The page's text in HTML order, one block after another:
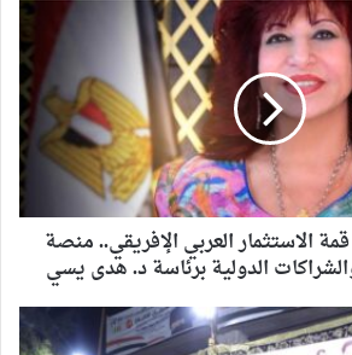
الاستثمار العربي الإفريقي.. منصة
الدولية برئاسة د. هدى يسي